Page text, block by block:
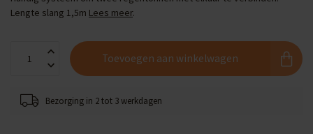
Lengte slang 1,5m Lees meer.
Toevoegen aan winkelwagen
Bezorging in 2 tot 3 werkdagen